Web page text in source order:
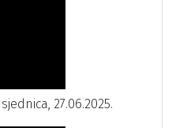
27.06.2025.